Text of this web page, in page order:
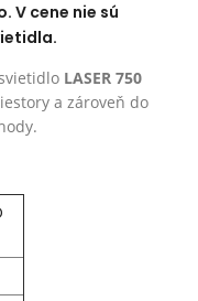
V cene nie sú
LASER 750
a zároveň do